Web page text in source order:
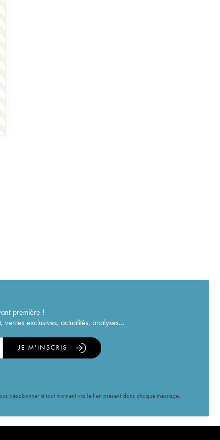
première !
exclusives, actualités, analyses...
JE M'INSCRIS
désabonner à tout moment via le lien présent dans chaque message.